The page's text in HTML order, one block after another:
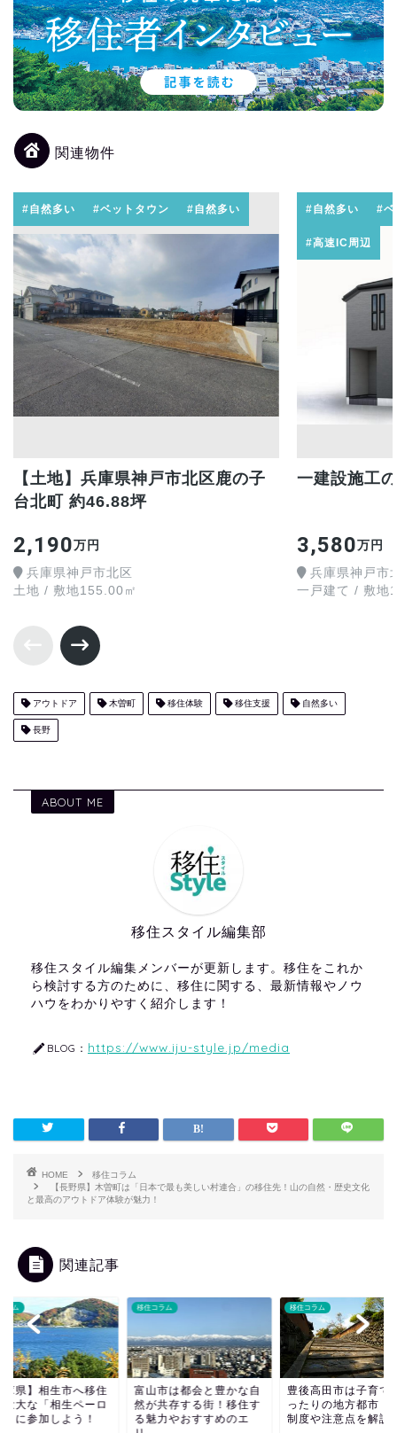
関連物件
#自然多い #ベットタウン #自然多い
【土地】兵庫県神戸市北区鹿の子
台北町 約46.88坪
2,190万円
兵庫県神戸市北区
土地 / 敷地155.00㎡
#自然多い #ベ
#高速IC周辺
一建設施工
3,580万円
兵庫県神戸市
一戸建て / 敷地
アウトドア 木曽町 移住体験 移住支援 自然多い
長野
ABOUT ME
移住スタイル編集部
移住スタイル編集メンバーが更新します。移住をこれか
ら検討する方のために、移住に関する、最新情報やノウ
ハウをわかりやすく紹介します！
BLOG： https://www.iju-style.jp/media
HOME
移住コラム
【長野県】木曽町は「日本で最も美しい村連合」の移住先！山の自然・歴史文化
と最高のアウトドア体験が魅力！
関連記事
ラム
庫県】相生市へ移住
壮大な「相生ペーロ
」に参加しよう！
移住コラム
富山市は都会と豊かな自
然が共存する街！移住す
る魅力やおすすめのエ
移住コラム
豊後高田市は子育て
ったりの地方都市！
制度や注意点を解説